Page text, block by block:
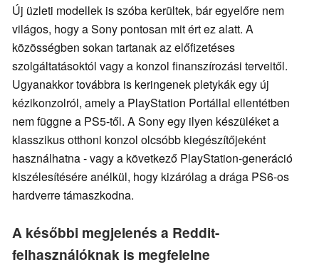
Új üzleti modellek is szóba kerültek, bár egyelőre nem
világos, hogy a Sony pontosan mit ért ez alatt. A
közösségben sokan tartanak az előfizetéses
szolgáltatásoktól vagy a konzol finanszírozási terveitől.
Ugyanakkor továbbra is keringenek pletykák egy új
kézikonzolról, amely a PlayStation Portállal ellentétben
nem függne a PS5-től. A Sony egy ilyen készüléket a
klasszikus otthoni konzol olcsóbb kiegészítőjeként
használhatna - vagy a következő PlayStation-generáció
kiszélesítésére anélkül, hogy kizárólag a drága PS6-os
hardverre támaszkodna.
A későbbi megjelenés a Reddit-
felhasználóknak is megfelelne